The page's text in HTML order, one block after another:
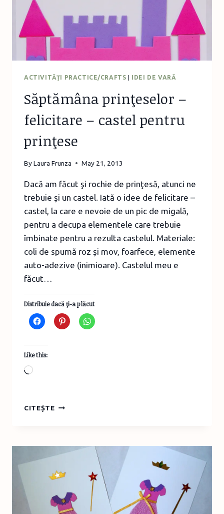
ACTIVITĂŢI PRACTICE/CRAFTS IDEI DE VARĂ
Săptămâna prinţeselor –
felicitare – castel pentru
prinţese
ByLaura Frunza May 21, 2013
Dacă am făcut şi rochie de prinţesă, atunci ne
trebuie şi un castel. Iată o idee de felicitare –
castel, la care e nevoie de un pic de migală,
pentru a decupa elementele care trebuie
îmbinate pentru a rezulta castelul. Materiale:
coli de spumă roz şi mov, foarfece, elemente
auto-adezive (inimioare). Castelul meu e
făcut…
Distribuie dacă ţi-a plăcut
Like this:
Loading…
CITEȘTESĂPTĂMÂNA
–
CASTEL
PRINŢESE